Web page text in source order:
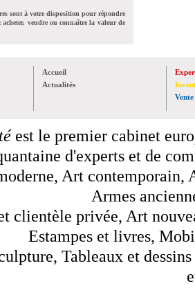
sont à votre disposition pour répondre
acheter, vendre ou connaître la valeur de
Accueil
Actualités
Vente
est le premier cabinet
d'experts et de
Art contemporain,
Armes
clientèle privée, Art
Estampes et livres,
Tableaux et